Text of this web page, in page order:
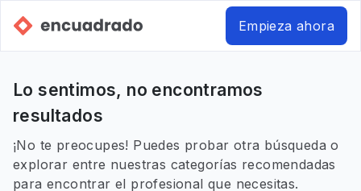
Empieza ahora
Lo sentimos, no encontramos
resultados
¡No te preocupes! Puedes probar otra búsqueda o
explorar entre nuestras categorías recomendadas
para encontrar el profesional que necesitas.